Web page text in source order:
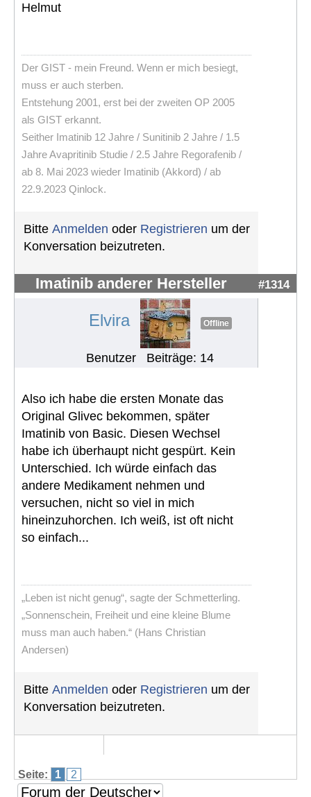
Helmut
Der GIST - mein Freund. Wenn er mich besiegt,
muss er auch sterben.
Entstehung 2001, erst bei der zweiten OP 2005
als GIST erkannt.
Seither Imatinib 12 Jahre / Sunitinib 2 Jahre / 1.5
Jahre Avapritinib Studie / 2.5 Jahre Regorafenib /
ab 8. Mai 2023 wieder Imatinib (Akkord) / ab
22.9.2023 Qinlock.
Bitte Anmelden oder Registrieren um der
Konversation beizutreten.
Imatinib anderer Hersteller #1314
Elvira Offline
Benutzer Beiträge: 14
Also ich habe die ersten Monate das
Original Glivec bekommen, später
Imatinib von Basic. Diesen Wechsel
habe ich überhaupt nicht gespürt. Kein
Unterschied. Ich würde einfach das
andere Medikament nehmen und
versuchen, nicht so viel in mich
hineinzuhorchen. Ich weiß, ist oft nicht
so einfach...
„Leben ist nicht genug“, sagte der Schmetterling.
„Sonnenschein, Freiheit und eine kleine Blume
muss man auch haben.“ (Hans Christian
Andersen)
Bitte Anmelden oder Registrieren um der
Konversation beizutreten.
Seite: 1 2